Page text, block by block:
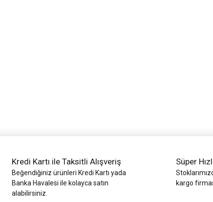
Kredi Kartı ile Taksitli Alışveriş
Beğendiğiniz ürünleri Kredi Kartı yada
Banka Havalesi ile kolayca satın
alabilirsiniz.
Süper
kargo